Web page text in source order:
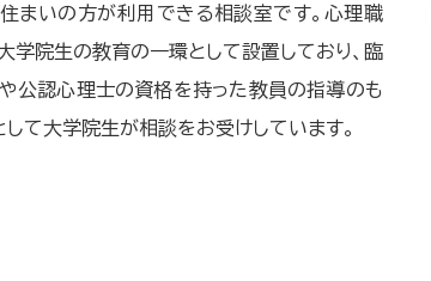
まいの方が利用できる相談室です。心理職
学院生の教育の一環として設置しており、臨
公認心理士の資格を持った教員の指導のも
して大学院生が相談をお受けしています。